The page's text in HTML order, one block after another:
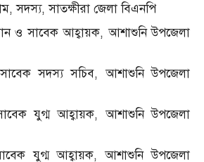
সদস্য, সাতক্ষীরা জেলা বিএনপি
ও সাবেক আহ্বায়ক, আশাশুনি উপজেলা
সদস্য সচিব, আশাশুনি উপজেলা
যুগ্ম আহ্বায়ক, আশাশুনি উপজেলা
যুগ্ম আহ্বায়ক, আশাশুনি উপজেলা